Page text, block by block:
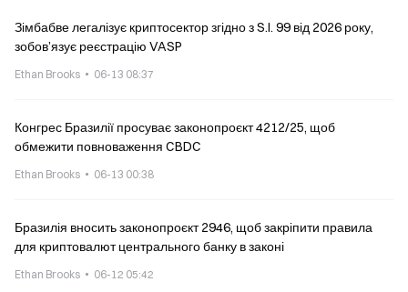
Зімбабве легалізує криптосектор згідно з S.I. 99 від 2026 року,
зобов’язує реєстрацію VASP
Ethan Brooks 06-13 08:37
Конгрес Бразилії просуває законопроєкт 4212/25, щоб
обмежити повноваження CBDC
Ethan Brooks 06-13 00:38
Бразилія вносить законопроєкт 2946, щоб закріпити правила
для криптовалют центрального банку в законі
Ethan Brooks 06-12 05:42